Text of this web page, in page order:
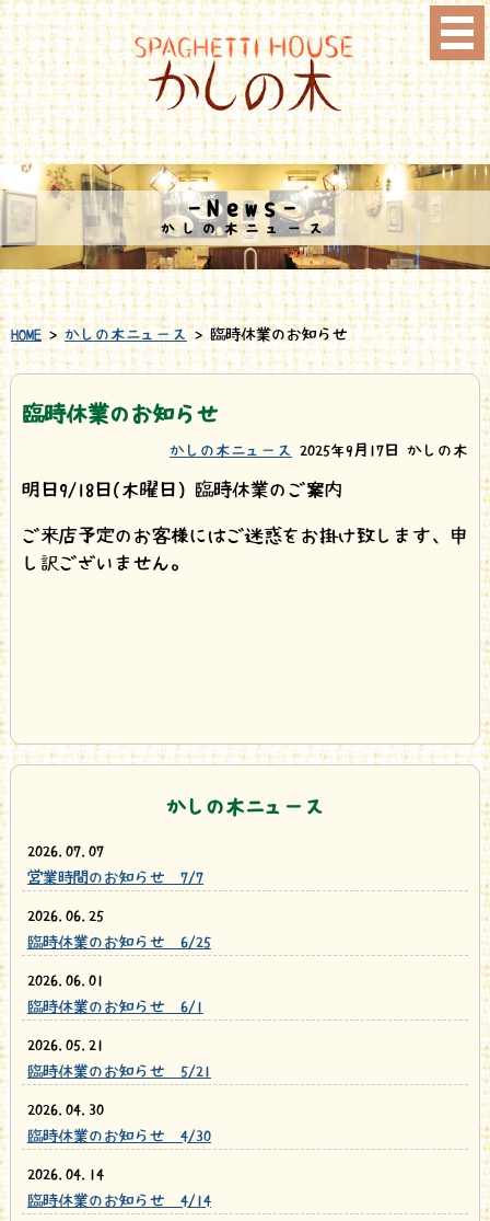
-News-
かしの木ニュース
HOME>かしの木ニュース > 臨時休業のお知らせ
臨時休業のお知らせ
かしの木ニュース 2025年9月17日かしの木
明日9/18日(木曜日) 臨時休業のご案内
ご来店予定のお客様にはご迷惑をお掛け致します、申
し訳ございません。
かしの木ニュース
2026.07.07
営業時間のお知らせ 7/7
2026.06.25
臨時休業のお知らせ 6/25
2026.06.01
臨時休業のお知らせ 6/1
2026.05.21
臨時休業のお知らせ 5/21
2026.04.30
臨時休業のお知らせ 4/30
2026.04.14
臨時休業のお知らせ 4/14